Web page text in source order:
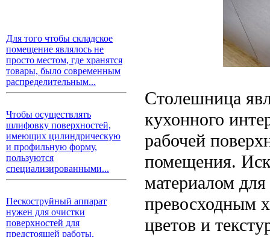
Для того чтобы складское
помещение являлось не
просто местом, где хранятся
товары, было современным
распределительным...
Чтобы осуществлять
шлифовку поверхностей,
имеющих цилиндрическую
и профильную форму,
пользуются
специализированными...
Пескоструйный аппарат
нужен для очистки
поверхностей для
предстоящей работы.
Столешница
кухонного
рабочей
помещения.
материалом
превосходным
цветов и